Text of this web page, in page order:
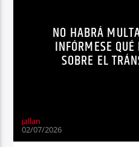
Radio holaNO HABRÁ
INFÓRMESE
SOBRE EL
jallan
02/07/2026